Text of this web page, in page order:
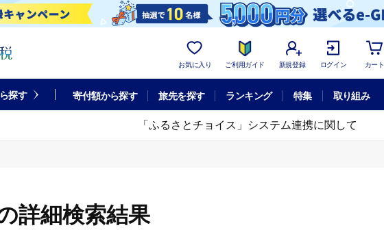
お気に入り ご利用ガイド 新規登録 ログイン カート
探す 寄付額から探す 旅先を探す ランキング 特集 取り組み
「ふるさとチョイス」システム連携に関して
詳細検索結果